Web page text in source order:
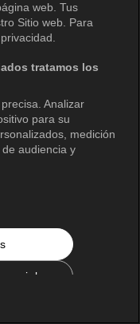
web. Tus
Sitio web. Para
tratamos los
Analizar
para su
medición
audiencia y